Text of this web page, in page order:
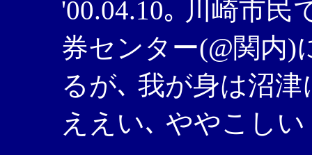
'00.04.10｡ 川崎市
券センター(@関内)
るが､ 我が身は沼津
ええい､ ややこしい